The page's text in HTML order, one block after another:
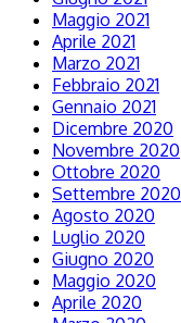
Maggio 2021
Aprile 2021
Marzo 2021
Febbraio 2021
Gennaio 2021
Dicembre 2020
Novembre 2020
Ottobre 2020
Settembre 2020
Agosto 2020
Luglio 2020
Giugno 2020
Maggio 2020
Aprile 2020